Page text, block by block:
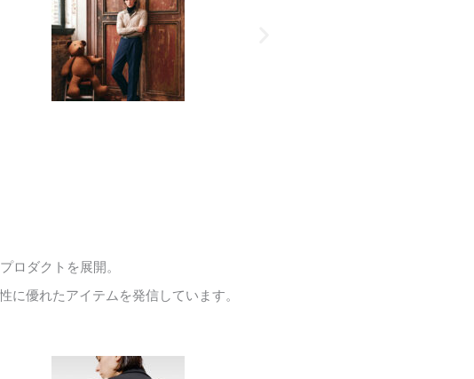
ロダクトを展開。
優れたアイテムを発信しています。